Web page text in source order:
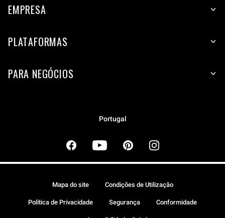
EMPRESA
PLATAFORMAS
PARA NEGÓCIOS
Portugal
Mapa do site Condições de Utilização
Política de Privacidade Segurança Conformidade